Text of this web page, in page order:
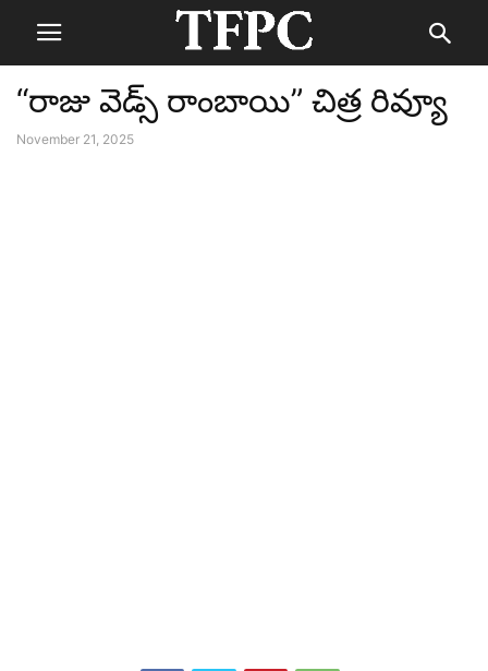
“రాజు వెడ్స్ రాంబాయి” చిత్ర రివ్యూ
November 21, 2025